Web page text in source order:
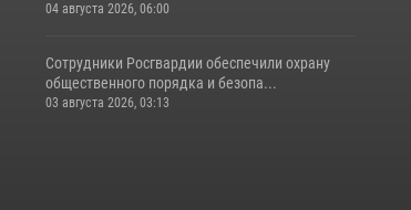
04 августа 2026, 06:00
Сотрудники Росгвардии обеспечили охрану
общественного порядка и безопа...
03 августа 2026, 03:13